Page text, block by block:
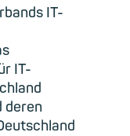
IT-
IT-
deren